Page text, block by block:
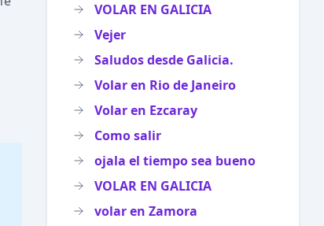
VOLAR EN GALICIA
Vejer
Saludos desde Galicia.
Volar en Rio de Janeiro
Volar en Ezcaray
Como salir
ojala el tiempo sea bueno
VOLAR EN GALICIA
volar en Zamora